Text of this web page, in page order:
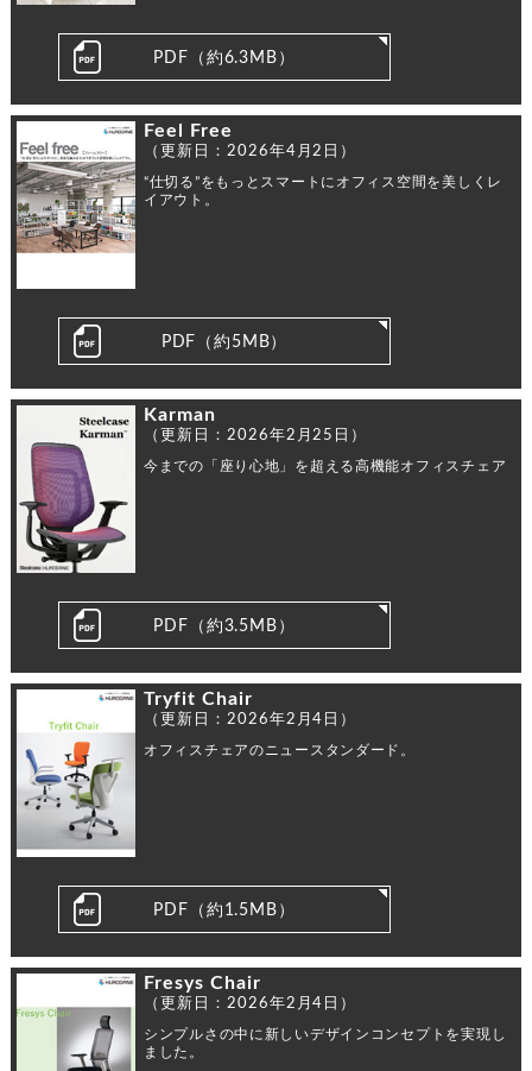
PDF（約6.3MB）
Feel Free
（更新日：2026年4月2日）
“仕切る”をもっとスマートにオフィス空間を美しくレ
イアウト。
PDF（約5MB）
Karman
（更新日：2026年2月25日）
今までの「座り心地」を超える高機能オフィスチェア
PDF（約3.5MB）
Tryfit Chair
（更新日：2026年2月4日）
オフィスチェアのニュースタンダード。
PDF（約1.5MB）
Fresys Chair
（更新日：2026年2月4日）
シンプルさの中に新しいデザインコンセプトを実現し
ました。